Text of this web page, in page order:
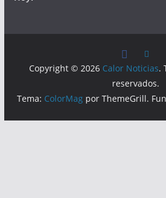
Copyright © 2026 Calor Noticias.
reservados.
Tema: ColorMag por ThemeGrill.